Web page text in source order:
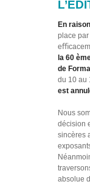
En
place
la 60
de
du 10 au
est
Nous
décision
sincères
absolue